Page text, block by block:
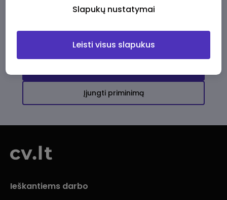
darbo pasiūlymų
Įjungti priminimą
Ieškantiems darbo
Slapukų nustatymai
Leisti visus slapukus